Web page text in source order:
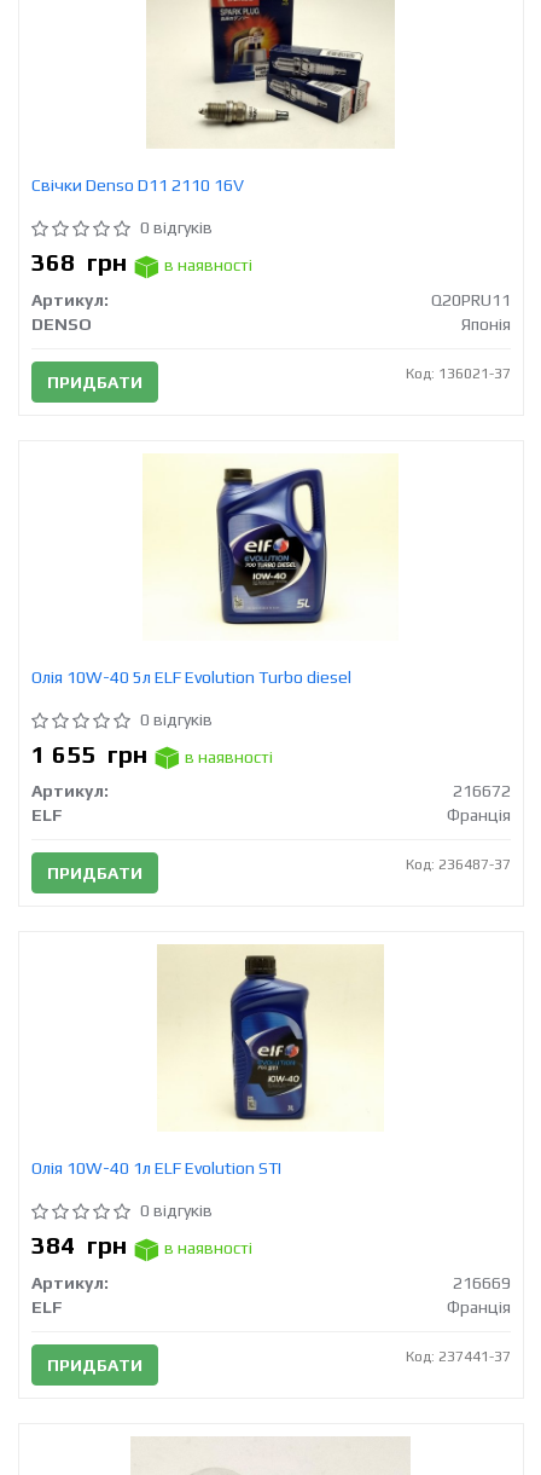
Свічки Denso D11 2110 16V
0 відгуків
368 грн
в наявності
Артикул:
Q20PRU11
DENSO
Японія
ПРИДБАТИ Код: 136021-37
Олія 10W-40 5л ELF Evolution Turbo diesel
0 відгуків
1 655 грн
в наявності
Артикул:
216672
ELF
Франція
ПРИДБАТИ Код: 236487-37
Олія 10W-40 1л ELF Evolution STI
0 відгуків
384 грн
в наявності
Артикул:
216669
ELF
Франція
ПРИДБАТИ Код: 237441-37